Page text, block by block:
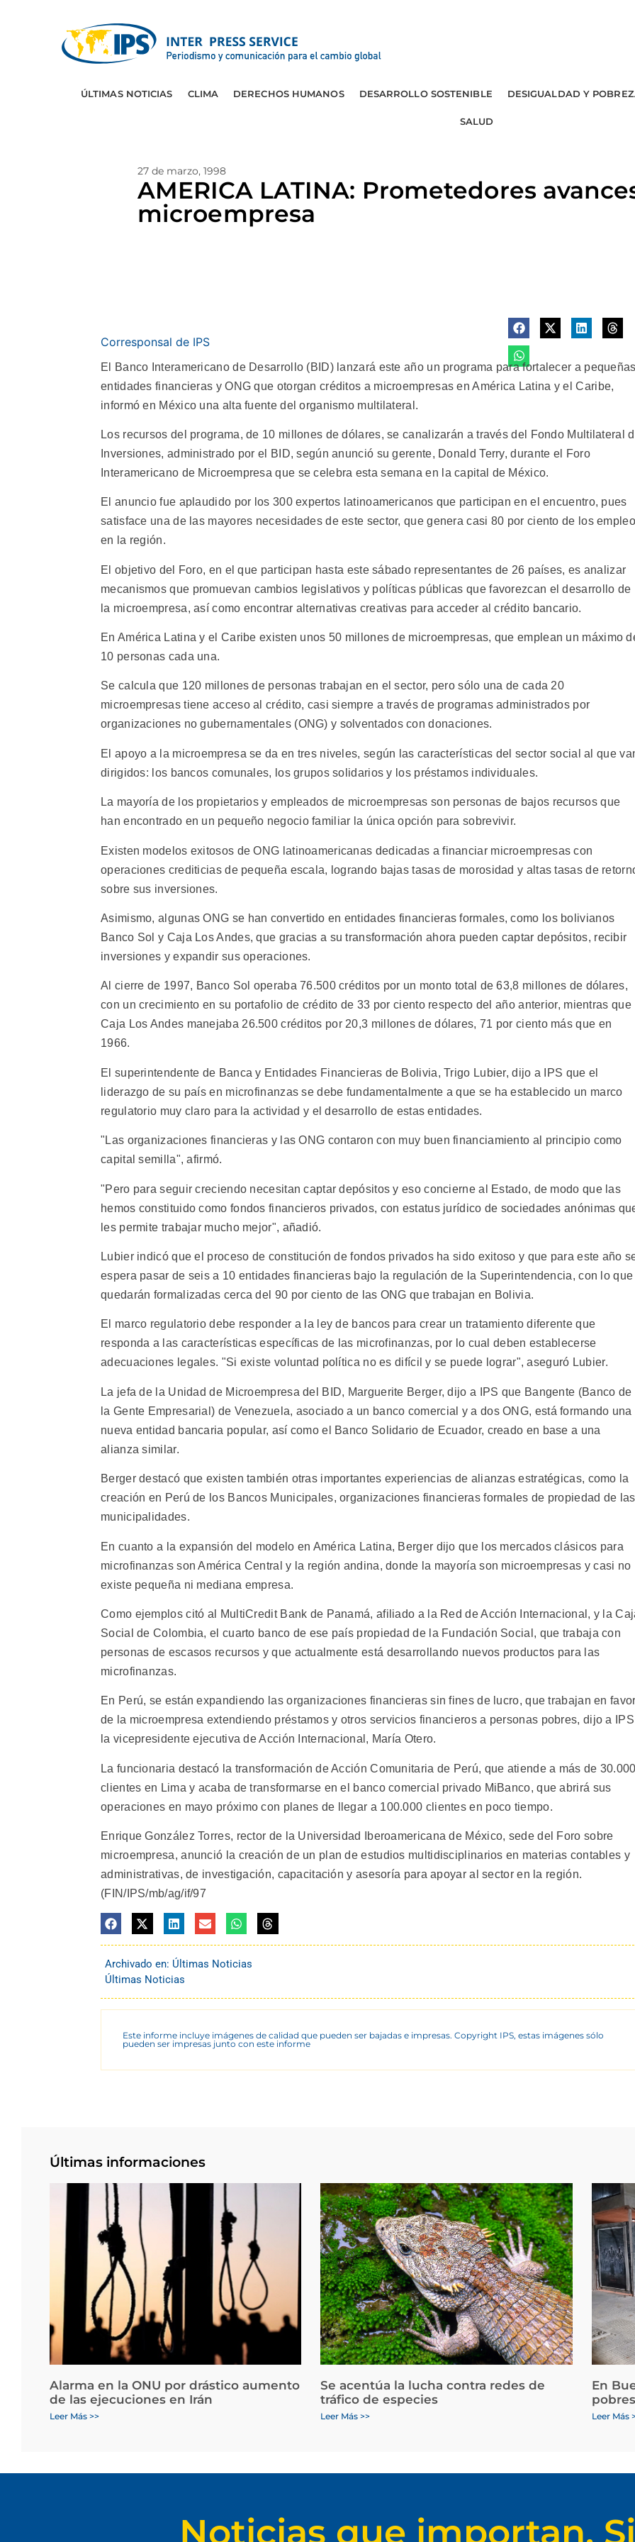
ÚLTIMAS NOTICIAS CLIMA DERECHOS HUMANOS DESARROLLO SOSTENIBLE DESIGUALDAD Y
SALUD
27 de marzo, 1998
AMERICA LATINA: Prometedores
microempresa
Corresponsal de IPS
El Banco Interamericano de Desarrollo (BID) lanzará este año un programa para fortalecer a
entidades financieras y ONG que otorgan créditos a microempresas en América Latina y el Caribe,
informó en México una alta fuente del organismo multilateral.
Los recursos del programa, de 10 millones de dólares, se canalizarán a través del Fondo Multilateral
Inversiones, administrado por el BID, según anunció su gerente, Donald Terry, durante el Foro
Interamericano de Microempresa que se celebra esta semana en la capital de México.
El anuncio fue aplaudido por los 300 expertos latinoamericanos que participan en el encuentro, pues
satisface una de las mayores necesidades de este sector, que genera casi 80 por ciento de los
en la región.
El objetivo del Foro, en el que participan hasta este sábado representantes de 26 países, es analizar
mecanismos que promuevan cambios legislativos y políticas públicas que favorezcan el desarrollo de
la microempresa, así como encontrar alternativas creativas para acceder al crédito bancario.
En América Latina y el Caribe existen unos 50 millones de microempresas, que emplean un máximo
10 personas cada una.
Se calcula que 120 millones de personas trabajan en el sector, pero sólo una de cada 20
microempresas tiene acceso al crédito, casi siempre a través de programas administrados por
organizaciones no gubernamentales (ONG) y solventados con donaciones.
El apoyo a la microempresa se da en tres niveles, según las características del sector social al que
dirigidos: los bancos comunales, los grupos solidarios y los préstamos individuales.
La mayoría de los propietarios y empleados de microempresas son personas de bajos recursos que
han encontrado en un pequeño negocio familiar la única opción para sobrevivir.
Existen modelos exitosos de ONG latinoamericanas dedicadas a financiar microempresas con
operaciones crediticias de pequeña escala, logrando bajas tasas de morosidad y altas tasas de
sobre sus inversiones.
Asimismo, algunas ONG se han convertido en entidades financieras formales, como los bolivianos
Banco Sol y Caja Los Andes, que gracias a su transformación ahora pueden captar depósitos, recibir
inversiones y expandir sus operaciones.
Al cierre de 1997, Banco Sol operaba 76.500 créditos por un monto total de 63,8 millones de dólares,
con un crecimiento en su portafolio de crédito de 33 por ciento respecto del año anterior, mientras que
Caja Los Andes manejaba 26.500 créditos por 20,3 millones de dólares, 71 por ciento más que en
1966.
El superintendente de Banca y Entidades Financieras de Bolivia, Trigo Lubier, dijo a IPS que el
liderazgo de su país en microfinanzas se debe fundamentalmente a que se ha establecido un marco
regulatorio muy claro para la actividad y el desarrollo de estas entidades.
"Las organizaciones financieras y las ONG contaron con muy buen financiamiento al principio como
capital semilla", afirmó.
"Pero para seguir creciendo necesitan captar depósitos y eso concierne al Estado, de modo que las
hemos constituido como fondos financieros privados, con estatus jurídico de sociedades anónimas
les permite trabajar mucho mejor", añadió.
Lubier indicó que el proceso de constitución de fondos privados ha sido exitoso y que para este año
espera pasar de seis a 10 entidades financieras bajo la regulación de la Superintendencia, con lo que
quedarán formalizadas cerca del 90 por ciento de las ONG que trabajan en Bolivia.
El marco regulatorio debe responder a la ley de bancos para crear un tratamiento diferente que
responda a las características específicas de las microfinanzas, por lo cual deben establecerse
adecuaciones legales. "Si existe voluntad política no es difícil y se puede lograr", aseguró Lubier.
La jefa de la Unidad de Microempresa del BID, Marguerite Berger, dijo a IPS que Bangente (Banco de
la Gente Empresarial) de Venezuela, asociado a un banco comercial y a dos ONG, está formando una
nueva entidad bancaria popular, así como el Banco Solidario de Ecuador, creado en base a una
alianza similar.
Berger destacó que existen también otras importantes experiencias de alianzas estratégicas, como la
creación en Perú de los Bancos Municipales, organizaciones financieras formales de propiedad de las
municipalidades.
En cuanto a la expansión del modelo en América Latina, Berger dijo que los mercados clásicos para
microfinanzas son América Central y la región andina, donde la mayoría son microempresas y casi no
existe pequeña ni mediana empresa.
Como ejemplos citó al MultiCredit Bank de Panamá, afiliado a la Red de Acción Internacional, y la
Social de Colombia, el cuarto banco de ese país propiedad de la Fundación Social, que trabaja con
personas de escasos recursos y que actualmente está desarrollando nuevos productos para las
microfinanzas.
En Perú, se están expandiendo las organizaciones financieras sin fines de lucro, que trabajan en
de la microempresa extendiendo préstamos y otros servicios financieros a personas pobres, dijo a IPS
la vicepresidente ejecutiva de Acción Internacional, María Otero.
La funcionaria destacó la transformación de Acción Comunitaria de Perú, que atiende a más de
clientes en Lima y acaba de transformarse en el banco comercial privado MiBanco, que abrirá sus
operaciones en mayo próximo con planes de llegar a 100.000 clientes en poco tiempo.
Enrique González Torres, rector de la Universidad Iberoamericana de México, sede del Foro sobre
microempresa, anunció la creación de un plan de estudios multidisciplinarios en materias contables y
administrativas, de investigación, capacitación y asesoría para apoyar al sector en la región.
(FIN/IPS/mb/ag/if/97
Archivado en: Últimas Noticias
Últimas Noticias
Este informe incluye imágenes de calidad que pueden ser bajadas e impresas. Copyright IPS, estas imágenes sólo
pueden ser impresas junto con este informe
Últimas informaciones
Alarma en la ONU por drástico aumento
de las ejecuciones en Irán
Leer Más >>
Se acentúa la lucha contra redes de
tráfico de especies
Leer Más >>
En
Leer Más
Noticias que importan.